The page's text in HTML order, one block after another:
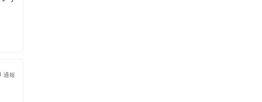
通報